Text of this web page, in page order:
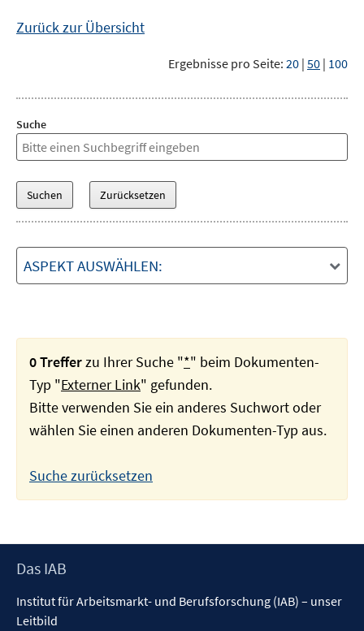
Zurück zur Übersicht
Ergebnisse pro Seite: 20 | 50 | 100
Suche
ASPEKT AUSWÄHLEN:
0 Trefferzu Ihrer Suche "*" beim Dokumenten-
Typ "Externer Link" gefunden.
Bitte verwenden Sie ein anderes Suchwort oder
wählen Sie einen anderen Dokumenten-Typ aus.
Suche zurücksetzen
Footer
Das IAB
Institut für Arbeitsmarkt- und Berufsforschung (IAB) – unser
Leitbild